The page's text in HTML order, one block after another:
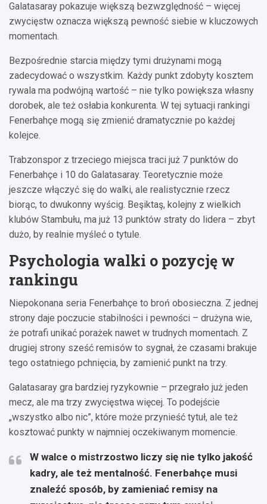
Galatasaray pokazuje większą bezwzględność – więcej
zwycięstw oznacza większą pewność siebie w kluczowych
momentach.
Bezpośrednie starcia między tymi drużynami mogą
zadecydować o wszystkim. Każdy punkt zdobyty kosztem
rywala ma podwójną wartość – nie tylko powiększa własny
dorobek, ale też osłabia konkurenta. W tej sytuacji rankingi
Fenerbahçe mogą się zmienić dramatycznie po każdej
kolejce.
Trabzonspor z trzeciego miejsca traci już 7 punktów do
Fenerbahçe i 10 do Galatasaray. Teoretycznie może
jeszcze włączyć się do walki, ale realistycznie rzecz
biorąc, to dwukonny wyścig. Beşiktaş, kolejny z wielkich
klubów Stambułu, ma już 13 punktów straty do lidera – zbyt
dużo, by realnie myśleć o tytule.
Psychologia walki o pozycję w
rankingu
Niepokonana seria Fenerbahçe to broń obosieczna. Z jednej
strony daje poczucie stabilności i pewności – drużyna wie,
że potrafi unikać porażek nawet w trudnych momentach. Z
drugiej strony sześć remisów to sygnał, że czasami brakuje
tego ostatniego pchnięcia, by zamienić punkt na trzy.
Galatasaray gra bardziej ryzykownie – przegrało już jeden
mecz, ale ma trzy zwycięstwa więcej. To podejście
„wszystko albo nic”, które może przynieść tytuł, ale też
kosztować punkty w najmniej oczekiwanym momencie.
W walce o mistrzostwo liczy się nie tylko jakość
kadry, ale też mentalność. Fenerbahçe musi
znaleźć sposób, by zamieniać remisy na